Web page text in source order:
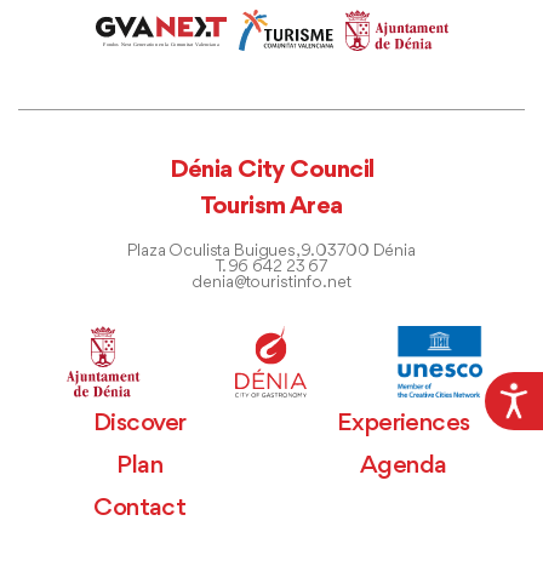
Dénia City Council
Tourism Area
Plaza Oculista Buigues, 9. 03700 Dénia
T. 96 642 23 67
denia@touristinfo.net
Discover
Experiences
Plan
Agenda
Contact